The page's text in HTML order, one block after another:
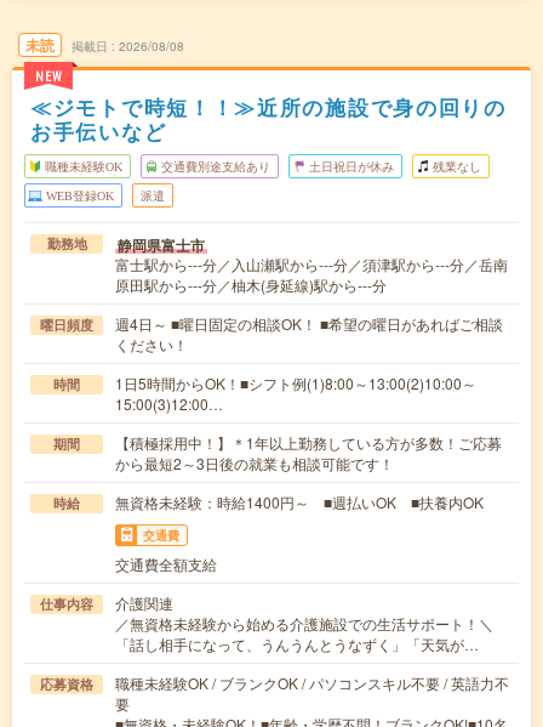
未読
NEW
掲載日 2026/08/08
≪ジモトで時短！！≫近所の施設で身の回りの
お手伝いなど
職種未経験OK 交通費別途支給あり 土日祝日が休み 残業なし
WEB登録OK 派遣
勤務地 静岡県富士市
富士駅から---分／入山瀬駅から---分／須津駅から---分／岳南
原田駅から---分／柚木(身延線)駅から---分
曜日頻度
週4日～ ■曜日固定の相談OK！ ■希望の曜日があればご相談
ください！
時間
1日5時間からOK！■シフト例(1)8:00～13:00(2)10:00～
15:00(3)12:00…
期間
【積極採用中！】＊1年以上勤務している方が多数！ご応募
から最短2～3日後の就業も相談可能です！
時給 無資格未経験：時給1400円～ ■週払いOK ■扶養内OK
交通費
交通費全額支給
仕事内容
介護関連
／無資格未経験から始める介護施設での生活サポート！＼
「話し相手になって、うんうんとうなずく」「天気が…
応募資格
職種未経験OK / ブランクOK / パソコンスキル不要 / 英語力不
要